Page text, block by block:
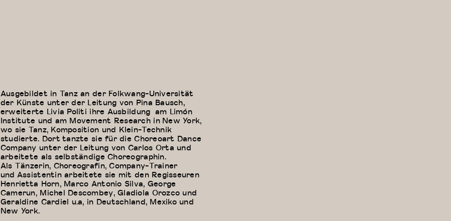
Ausgebildet in Tanz an der Folkwang-Universität
der Künste unter der Leitung von Pina Bausch,
erweiterte Livia Politi ihre Ausbildung am Limón
Institute und am Movement Research in New York,
wo sie Tanz, Komposition und Klein-Technik
studierte. Dort tanzte sie für die Choreoart Dance
Company unter der Leitung von Carlos Orta und
arbeitete als selbständige Choreographin.
Als Tänzerin, Choreografin, Company-Trainer
und Assistentin arbeitete sie mit den Regisseuren
Henrietta Horn, Marco Antonio Silva, George
Camerun, Michel Descombey, Gladiola Orozco und
Geraldine Cardiel u.a, in Deutschland, Mexiko und
New York.